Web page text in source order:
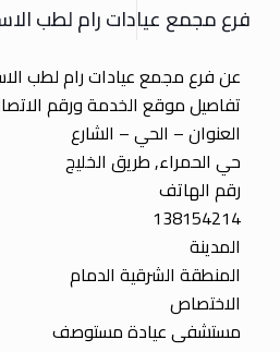
فرع مجمع عيادات رام لطب
عن فرع مجمع عيادات رام لطب
تفاصيل موقع الخدمة ورقم
العنوان – الحي – الشارع
حي الحمراء, طريق الخليج
رقم الهاتف
138154214
المدينة
المنطقة الشرقية الدمام
الاختصاص
مستشفى عيادة مستوصف